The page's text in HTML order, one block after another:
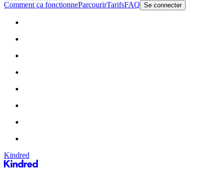
Comment ça fonctionneParcourirTarifsFAQ Se connecter
Kindred